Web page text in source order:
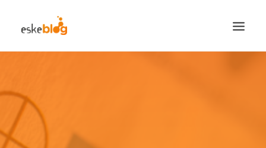
CADASTRE-SE
VISITE A LOJA
SEARCH